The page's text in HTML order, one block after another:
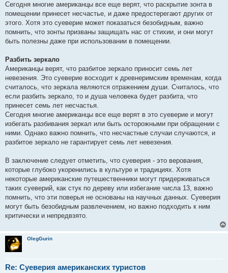
Сегодня многие американцы все еще верят, что раскрытие зонта в
помещении принесет несчастье, и даже предостерегают других от
этого. Хотя это суеверие может показаться безобидным, важно
помнить, что зонты призваны защищать нас от стихии, и они могут
быть полезны даже при использовании в помещении.
Разбить зеркало
Американцы верят, что разбитое зеркало приносит семь лет
невезения. Это суеверие восходит к древнеримским временам, когда
считалось, что зеркала являются отражением души. Считалось, что
если разбить зеркало, то и душа человека будет разбита, что
принесет семь лет несчастья.
Сегодня многие американцы все еще верят в это суеверие и могут
избегать разбивания зеркал или быть осторожными при обращении с
ними. Однако важно помнить, что несчастные случаи случаются, и
разбитое зеркало не гарантирует семь лет невезения.
В заключение следует отметить, что суеверия - это верования,
которые глубоко укоренились в культуре и традициях. Хотя
некоторые американские путешественники могут придерживаться
таких суеверий, как стук по дереву или избегание числа 13, важно
помнить, что эти поверья не основаны на научных данных. Суеверия
могут быть безобидным развлечением, но важно подходить к ним
критически и непредвзято.
OlegGurin
Re: Суеверия американских туристов